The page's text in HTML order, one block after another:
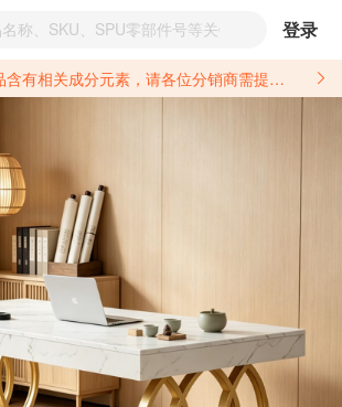
登录
语要求。 *新法案提供的警示标语修订并不是强制实施的，其只是避免昂贵诉讼的一种有效的方法。只要企业在保证其使用的另外的警示标语是“清晰和合理”并符合加州65法案要求的，那也是可以被接受的。*请充分了解第三方销售平台对商品上架规要求，并根据对应平台规则调整相关商品信息后进行上架，以免造成您不必要损失。 汽配产品上架注意事项： 不同第三方平台对于适配车型等信息的填写要求各有不同。例如：亚马逊明确禁止在产品标题、卖点和描述中直接使用适配车型的年份、品牌和型号信息；请您仔细研究并熟悉所销售平台关于汽配产品上架销售的具体规则，如果因上架的汽配产品信息填写不符合所销售平台要求，产生违规/侵权等问题所造成的损失需您自行承担。